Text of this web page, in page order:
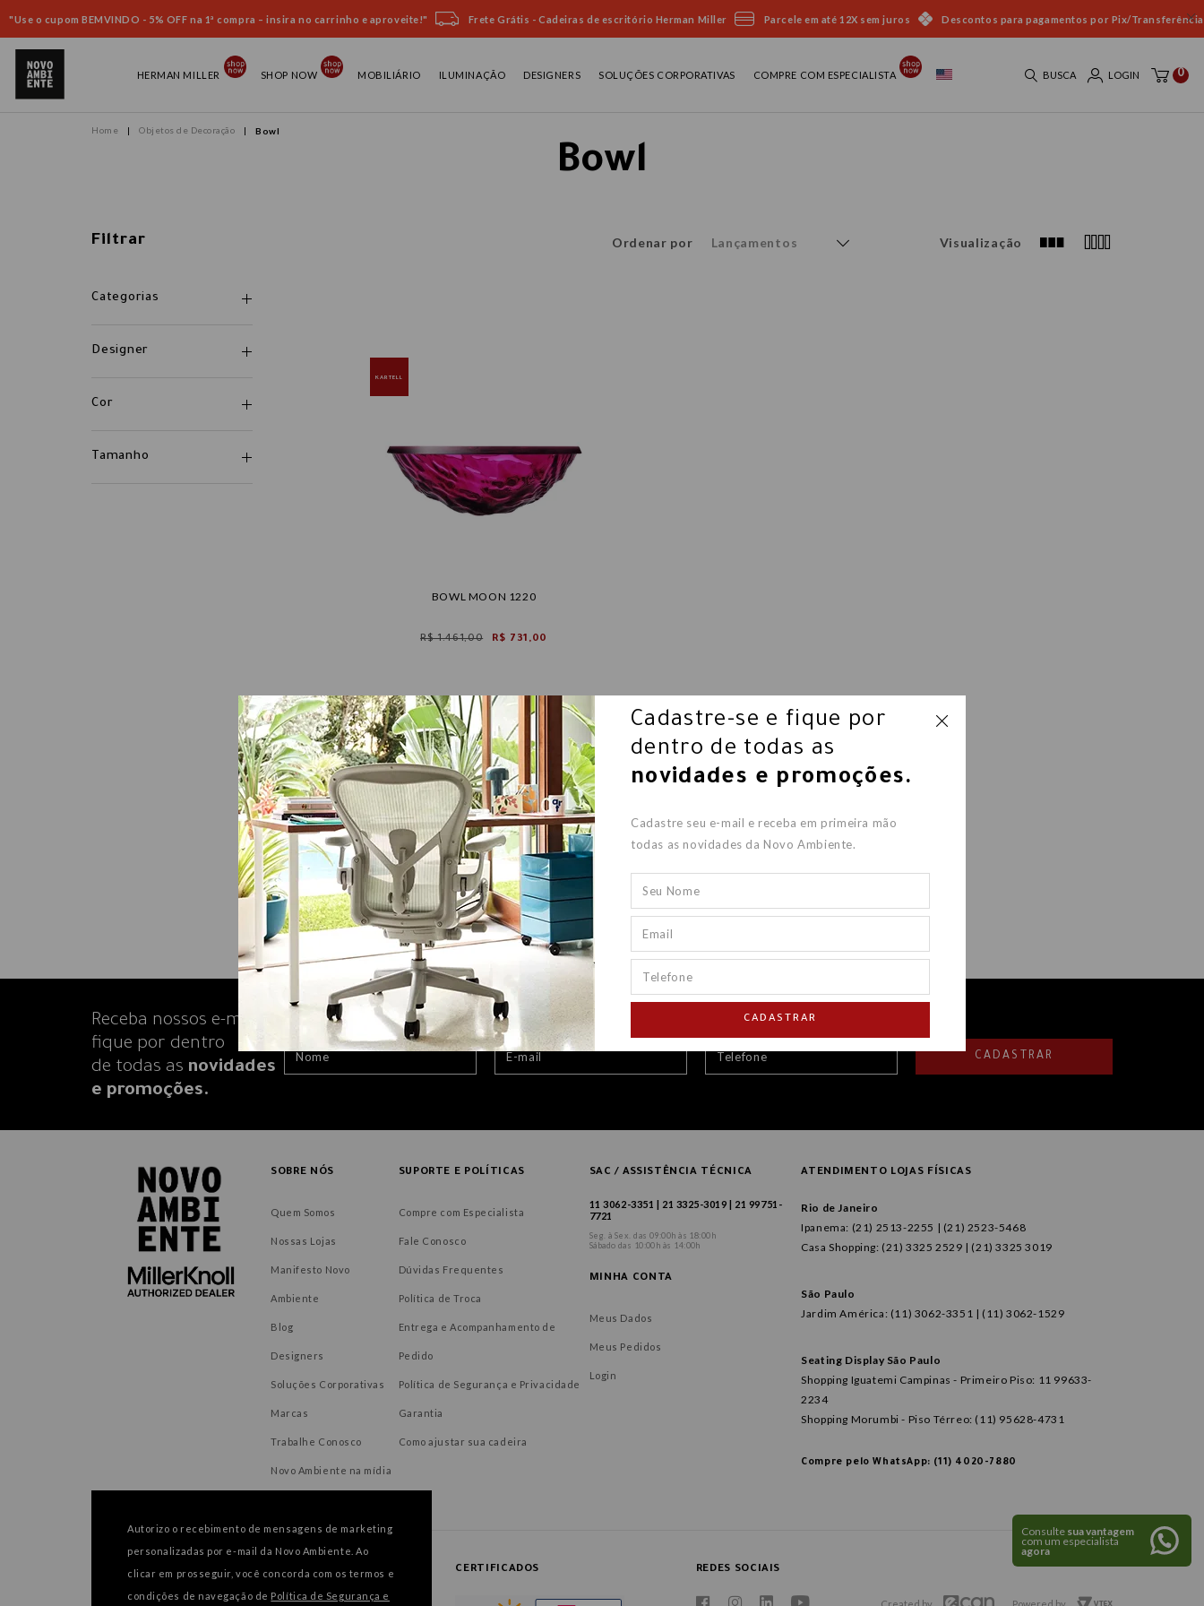
"Use o cupom BEMVINDO - 5% OFF na 1ª compra – insira no carrinho e aproveite!" Frete Grátis - Cadeiras de escritório Herman Miller Parcele em até 12X sem juros Descontos para pagamentos por Pix/Transferência
HERMAN MILLER SHOP NOW MOBILIÁRIO ILUMINAÇÃO DESIGNERS SOLUÇÕES CORPORATIVAS COMPRE COM ESPECIALISTA BUSCA LOGIN 0
Objetos de Decoração Bowl
Bowl
Filtrar
Categorias
Designer
Cor
Tamanho
Ordenar por Lançamentos Visualização
BOWL MOON 1220
R$ 1.461,00 R$ 731,00
KARTELL
Receba nossos e-mails e
fique por dentro
de todas as novidades
e promoções.
CADASTRAR
SOBRE NÓS
Quem Somos
Nossas Lojas
Manifesto Novo
Ambiente
Blog
Designers
Soluções Corporativas
Marcas
Trabalhe Conosco
Novo Ambiente na mídia
SUPORTE E POLÍTICAS
Compre com Especialista
Fale Conosco
Dúvidas Frequentes
Política de Troca
Entrega e Acompanhamento de
Pedido
Política de Segurança e Privacidade
Garantia
Como ajustar sua cadeira
SAC / ASSISTÊNCIA TÉCNICA
11 3062-3351 | 21 3325-3019 | 21 99751-
7721
Seg. à Sex. das 09:00h às 18:00h
Sábado das 10:00h às 14:00h
MINHA CONTA
Meus Dados
Meus Pedidos
Login
ATENDIMENTO LOJAS FÍSICAS
Rio de Janeiro
Ipanema: (21) 2513-2255 | (21) 2523-5468
Casa Shopping: (21) 3325 2529 | (21) 3325 3019
São Paulo
Jardim América: (11) 3062-3351 | (11) 3062-1529
Seating Display São Paulo
Shopping Iguatemi Campinas - Primeiro Piso: 11 99633-
2234
Shopping Morumbi - Piso Térreo: (11) 95628-4731
Compre pelo WhatsApp: (11) 4020-7880
FORMAS DE PAGAMENTO CERTIFICADOS REDES SOCIAIS
Created by Powered by
Cadastre-se e fique por
dentro de todas as
novidades e promoções.
Cadastre seu e-mail e receba em primeira mão
todas as novidades da Novo Ambiente.
CADASTRAR
Autorizo o recebimento de mensagens de marketing
personalizadas por e-mail da Novo Ambiente. Ao
clicar em prosseguir, você concorda com os termos e
condições de navegação de Política de Segurança e
Consulte sua vantagem
com um especialista
agora